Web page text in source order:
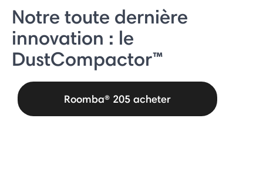
Notre toute dernière
innovation : le
DustCompactor™
Roomba® 205 acheter